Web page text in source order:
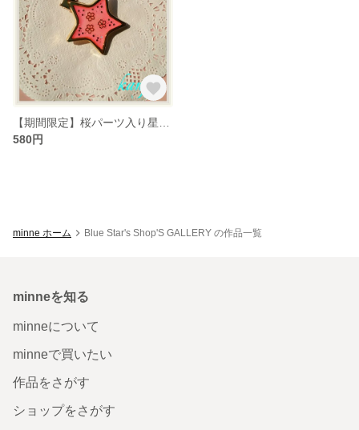
580円
minne ホーム Blue Star's Shop'S GALLERY の作品一覧
minneを知る
minneについて
minneで買いたい
作品をさがす
ショップをさがす